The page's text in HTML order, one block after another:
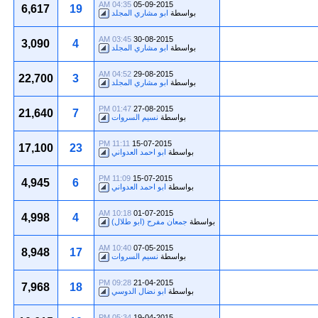
05-09-2015
04:35 AM
بواسطة ابو مشاري المجلد 19
6,617
30-08-2015
03:45 AM
بواسطة ابو مشاري المجلد 4
3,090
29-08-2015
04:52 AM
بواسطة ابو مشاري المجلد 3
22,700
27-08-2015
01:47 PM
بواسطة نسيم السروات 7
21,640
15-07-2015
11:11 PM
بواسطة ابو احمد العدواني 23
17,100
15-07-2015
11:09 PM
بواسطة ابو احمد العدواني 6
4,945
01-07-2015
10:18 AM
بواسطة جمعان مفرح (ابو طلال) 4
4,998
07-05-2015
10:40 AM
بواسطة نسيم السروات 17
8,948
21-04-2015
09:28 PM
بواسطة ابو نضال الدوسي 18
7,968